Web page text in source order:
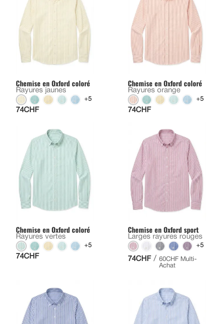
Chemise en Oxford coloré
Rayures jaunes
+5
74CHF
Chemise en Oxford coloré
Rayures orange
+5
74CHF
Chemise en Oxford coloré
Rayures vertes
+5
74CHF
Chemise en Oxford sport
Larges rayures rouges
+5
74CHF / 60CHF Multi-
Achat